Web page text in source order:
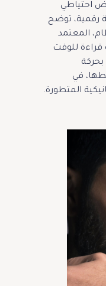
احتياطي
توضح
هذا النظام، المعتمد
قراءة للوقت
في
المتطورة.